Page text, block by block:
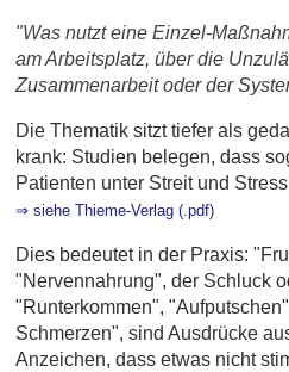
"Was nutzt eine Einzel-
am Arbeitsplatz, über die
Zusammenarbeit oder der
Die Thematik sitzt tiefer als
krank: Studien belegen, dass
Patienten unter Streit und
⇒ siehe Thieme-Verlag (.pdf)
Dies bedeutet in der Praxis:
"Nervennahrung", der Schluck
"Runterkommen",
Schmerzen", sind Ausdrücke
Anzeichen, dass etwas nicht